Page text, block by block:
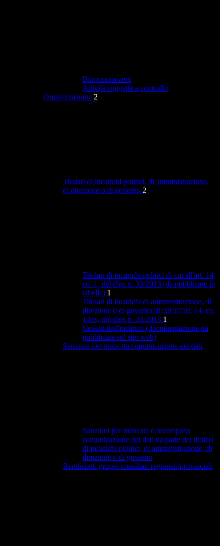
Burocrazia zero
Attività soggette a controllo
Organizzazione 2
Titolari di incarichi politici, di amministrazione,
di direzione o di governo 2
Titolari di incarichi politici di cui all'art. 14,
co. 1, del dlgs n. 33/2013 (da pubblicare in
tabelle) 1
Titolari di incarichi di amministrazione, di
direzione o di governo di cui all'art. 14, co.
1-bis, del dlgs n. 33/2013 1
Cessati dall'incarico (documentazione da
pubblicare sul sito web)
Sanzioni per mancata comunicazione dei dati
Sanzioni per mancata o incompleta
comunicazione dei dati da parte dei titolari
di incarichi politici, di amministrazione, di
direzione o di governo
Rendiconti gruppi consiliari regionali/provinciali